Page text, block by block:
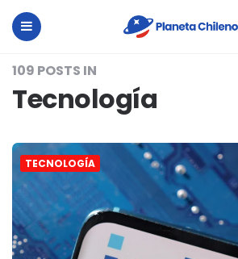
Planeta
Chileno
109 POSTS IN
Tecnología
TECNOLOGÍA